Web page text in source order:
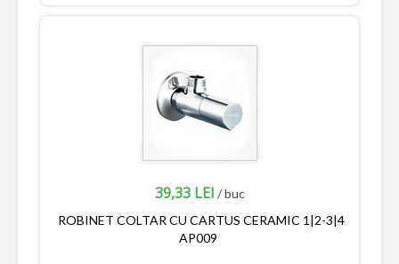
39,33 LEI / buc
ROBINET COLTAR CU CARTUS CERAMIC 1|2-3|4
AP009